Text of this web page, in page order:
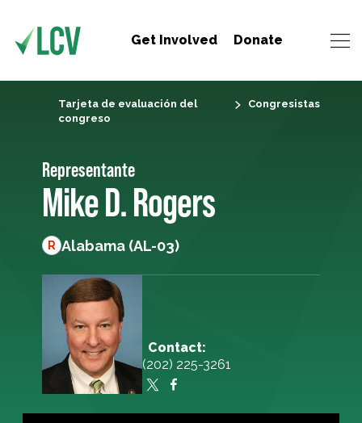
Get Involved Donate
Tarjeta de evaluación del
congreso
Congresistas
Representante
Mike D. Rogers
R Alabama (AL-03)
Contact:
(202) 225-3261